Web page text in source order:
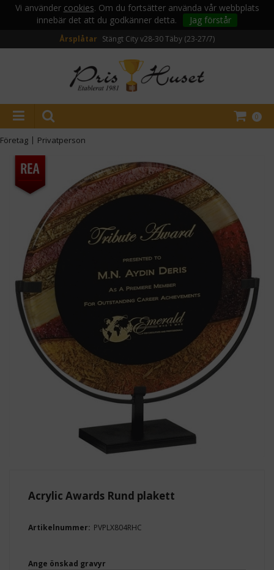
Vi använder cookies. Om du fortsätter använda vår webbplats
innebär det att du godkänner detta.
Jag förstår
Årsplåtar Stängt City v28-30Täby (23-27/7)
0
Företag | Privatperson
Acrylic Awards Rund plakett
Artikelnummer: PVPLX804RHC
Ange önskad gravyr